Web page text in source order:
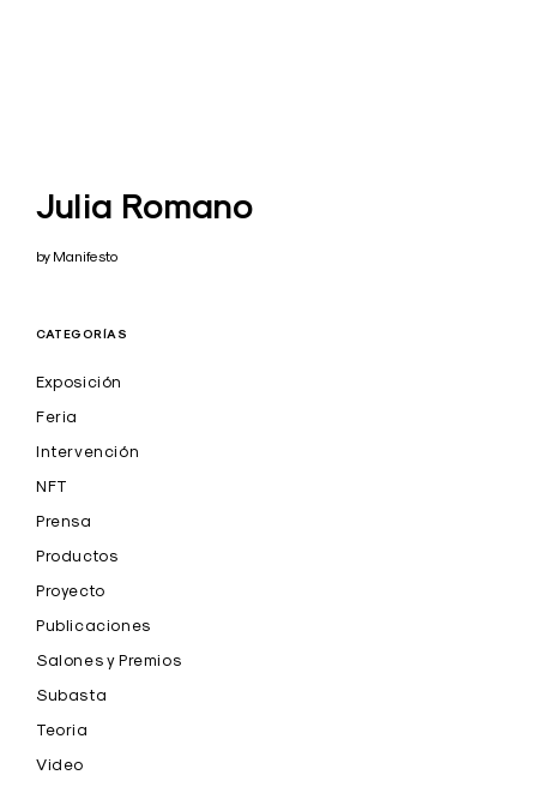
Julia Romano
by Manifesto
CATEGORÍAS
Exposición
Feria
Intervención
NFT
Prensa
Productos
Proyecto
Publicaciones
Salones y Premios
Subasta
Teoria
Video